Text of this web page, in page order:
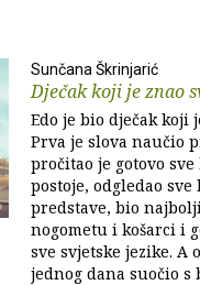
Sunčana Škrinjarić
Dječak koji je znao
Edo je bio dječak koji
Prva je slova naučio
pročitao je gotovo
postoje, odgledao sve
predstave, bio
nogometu i košarci i
sve svjetske jezike. A
jednog dana suočio s